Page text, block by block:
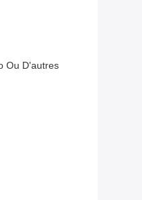
Ou D'autres